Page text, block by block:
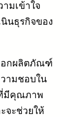
มเข้าใจ
นธุรกิจของ
กผลิตภัณฑ์
ามชอบใน
มีคุณภาพ
จะช่วยให้